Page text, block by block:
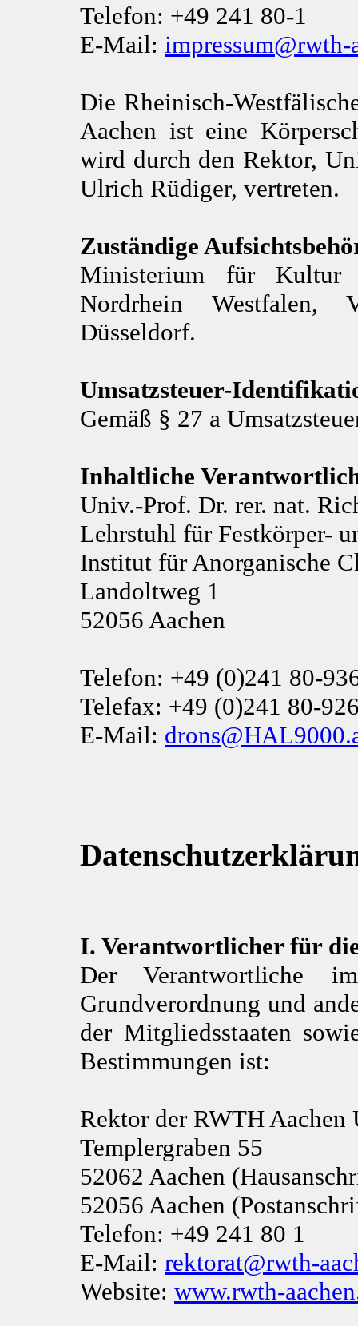
Telefon: +49 241 80-1
E-Mail: impressum@rwth-
Die Rheinisch-
Aachen ist eine
wird durch den Rektor,
Ulrich Rüdiger, vertreten.
Zuständige
Ministerium für Kultur
Nordrhein Westfalen,
Düsseldorf.
Umsatzsteuer-
Gemäß § 27 a
Inhaltliche
Univ.-Prof. Dr. rer. nat.
Lehrstuhl für Festkörper-
Institut für Anorganische
Landoltweg 1
52056 Aachen
Telefon: +49 (0)241 80-
Telefax: +49 (0)241 80-
E-Mail:
I. Verantwortlicher für
Der Verantwortliche
Grundverordnung und
der Mitgliedsstaaten
Bestimmungen ist:
Rektor der RWTH Aachen
Templergraben 55
52062 Aachen
52056 Aachen
Telefon: +49 241 80 1
E-Mail: rektorat@rwth-
Website: www.rwth-